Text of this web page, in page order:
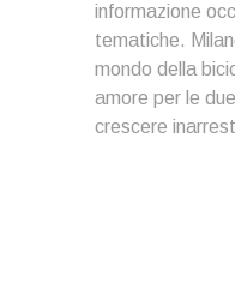
informazione
tematiche.
mondo della
amore per le
crescere